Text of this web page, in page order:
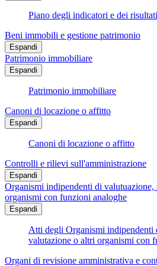
Piano degli indicatori e dei
Beni immobili e gestione patrimonio
Espandi
Patrimonio immobiliare
Espandi
Patrimonio immobiliare
Canoni di locazione o affitto
Espandi
Canoni di locazione o affitto
Controlli e rilievi sull'amministrazione
Espandi
Organismi indipendenti di
organismi con funzioni analoghe
Espandi
Atti degli Organismi indipendenti
valutazione o altri organismi con
Organi di revisione amministrativa e